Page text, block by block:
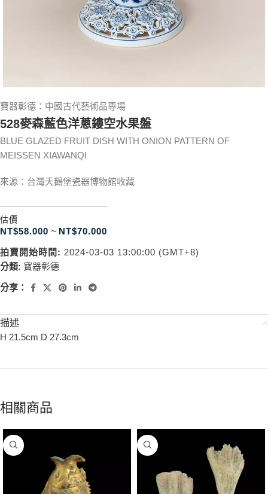
寶器彰德：中國古代藝術品專場
528麥森藍色洋蔥鏤空水果盤
BLUE GLAZED FRUIT DISH WITH ONION PATTERN OF
MEISSEN XIAWANQI
來源：台灣天鵝堡瓷器博物館收藏
估價
NT$58.000 ~ NT$70.000
拍賣開始時間: 2024-03-03 13:00:00 (GMT+8)
分類: 寶器彰德
分享：
描述
H 21.5cm D 27.3cm
相關商品